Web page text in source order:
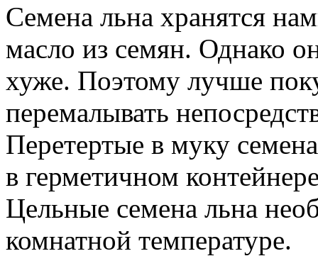
Семена льна хранятся
масло из семян. Однако
хуже. Поэтому лучше
перемалывать
Перетертые в муку
в герметичном
Цельные семена льна
комнатной температуре.